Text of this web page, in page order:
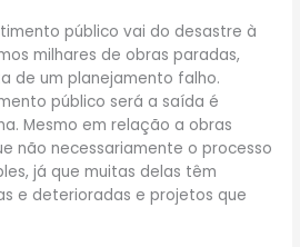
público vai do desastre à
milhares de obras paradas,
de um planejamento falho.
público será a saída é
Mesmo em relação a obras
não necessariamente o processo
já que muitas delas têm
e deterioradas e projetos que